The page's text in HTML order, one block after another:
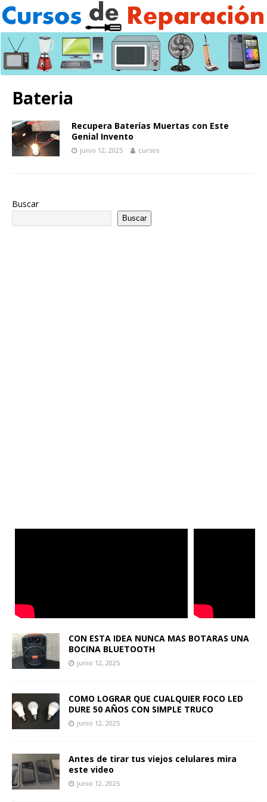
Bateria
Recupera Baterías Muertas con Este
Genial Invento
junio 12, 2025 cursos
Buscar
Buscar
CON ESTA IDEA NUNCA MAS BOTARAS UNA
BOCINA BLUETOOTH
junio 12, 2025
COMO LOGRAR QUE CUALQUIER FOCO LED
DURE 50 AÑOS CON SIMPLE TRUCO
junio 12, 2025
Antes de tirar tus viejos celulares mira
este video
junio 12, 2025